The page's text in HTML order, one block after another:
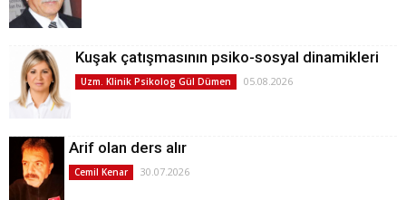
Kuşak çatışmasının psiko-sosyal dinamikleri
Uzm. Klinik Psikolog Gül Dümen 05.08.2026
Arif olan ders alır
Cemil Kenar 30.07.2026